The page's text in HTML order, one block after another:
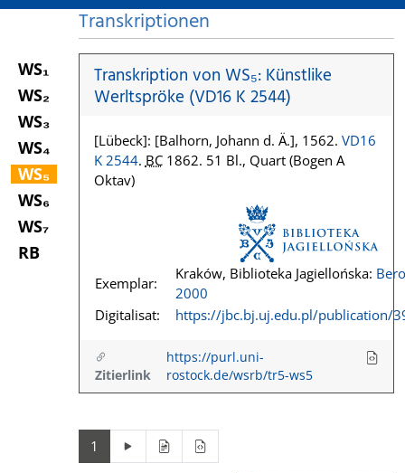
WS₁
WS₂
WS₃
WS₄
WS₅
WS₆
WS₇
RB
Transkriptionen
Transkription von WS₅: Künstlike
Werltspröke (VD16 K 2544)
[Lübeck]: [Balhorn, Johann d. Ä.], 1562. VD16
K 2544. BC1862. 51 Bl., Quart (Bogen A
Oktav)
Exemplar:
Kraków, Biblioteka Jagiellońska:
2000
Digitalisat:
https://jbc.bj.uj.edu.pl/publication/
Zitierlink
https://purl.uni-
rostock.de/wsrb/tr5-ws5
1